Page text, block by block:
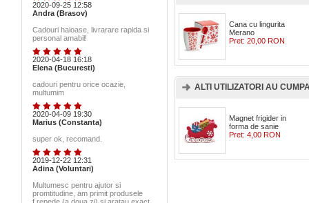
2020-09-25 12:58
Andra (Brasov)
Cadouri haioase, livrarare rapida si
personal amabil!
2020-04-18 16:18
Elena (Bucuresti)
cadouri pentru orice ocazie,
multumim
2020-04-09 19:30
Marius (Constanta)
super ok, recomand.
2019-12-22 12:31
Adina (Voluntari)
Multumesc pentru ajutor si
promtitudine, am primit produsele
Cana cu lingurita
Merano
Pret: 20,00 RON
ALTI UTILIZATORI AU
Magnet frigider in
forma de sanie
Pret: 4,00 RON